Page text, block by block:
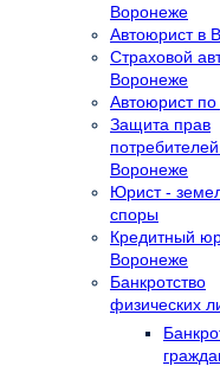
Воронеже
Автоюрист в
Страховой
Воронеже
Автоюрист
Защита прав
Воронеже
Юрист -
споры
Кредитный
Воронеже
Банкротство
физических